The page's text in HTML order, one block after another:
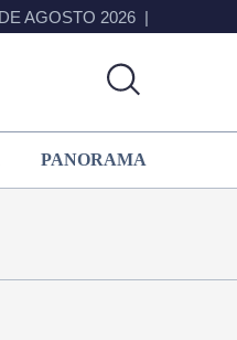
AGOSTO 2026
PANORAMA